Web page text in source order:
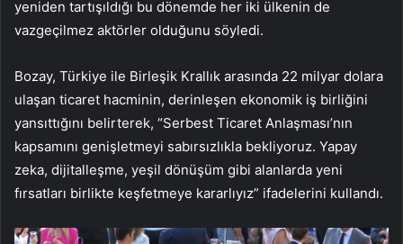
yeniden tartışıldığı bu dönemde her iki ülkenin de
vazgeçilmez aktörler olduğunu söyledi.
Bozay, Türkiye ile Birleşik Krallık arasında 22 milyar dolara
ulaşan ticaret hacminin, derinleşen ekonomik iş birliğini
yansıttığını belirterek, “Serbest Ticaret Anlaşması’nın
kapsamını genişletmeyi sabırsızlıkla bekliyoruz. Yapay
zeka, dijitalleşme, yeşil dönüşüm gibi alanlarda yeni
fırsatları birlikte keşfetmeye kararlıyız” ifadelerini kullandı.